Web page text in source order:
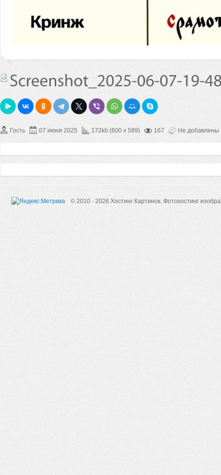
Гость 07 июня 2025 172kb (600 x 589) 167 Не добавлены
© 2010 - 2026 Хостинг Картинок. Фотохостинг